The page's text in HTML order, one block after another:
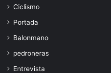
Ciclismo
Portada
Balonmano
pedroneras
Entrevista